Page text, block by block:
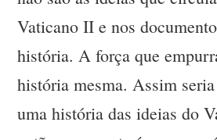
Vaticano II e nos
história. A força que
história mesma. Assim
uma história das ideias do